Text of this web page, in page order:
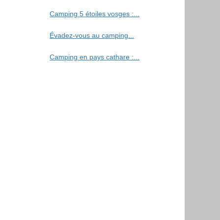
Camping 5 étoiles vosges :...
Évadez-vous au camping...
Camping en pays cathare :...